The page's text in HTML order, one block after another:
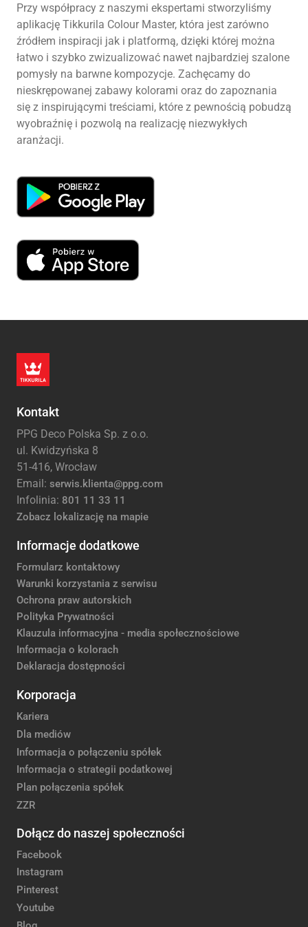
Przy współpracy z naszymi ekspertami stworzyliśmy
aplikację Tikkurila Colour Master, która jest zarówno
źródłem inspiracji jak i platformą, dzięki której można
łatwo i szybko zwizualizować nawet najbardziej szalone
pomysły na barwne kompozycje. Zachęcamy do
nieskrępowanej zabawy kolorami oraz do zapoznania
się z inspirującymi treściami, które z pewnością pobudzą
wyobraźnię i pozwolą na realizację niezwykłych
aranżacji.
Kontakt
PPG Deco Polska Sp. z o.o.
ul. Kwidzyńska 8
51-416, Wrocław
Email: serwis.klienta@ppg.com
Infolinia: 801 11 33 11
Zobacz lokalizację na mapie
Informacje dodatkowe
Formularz kontaktowy
Warunki korzystania z serwisu
Ochrona praw autorskich
Polityka Prywatności
Klauzula informacyjna - media społecznościowe
Informacja o kolorach
Deklaracja dostępności
Korporacja
Kariera
Dla mediów
Informacja o połączeniu spółek
Informacja o strategii podatkowej
Plan połączenia spółek
ZZR
Dołącz do naszej społeczności
Facebook
Instagram
Pinterest
Youtube